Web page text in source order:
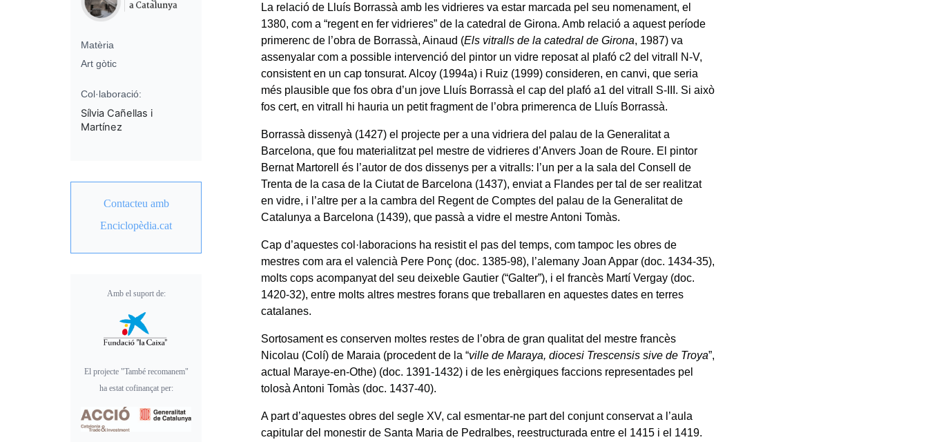
La relació de Lluís Borrassà amb les vidrieres va estar marcada pel seu nomenament, el
1380, com a “regent en fer vidrieres” de la catedral de Girona. Amb relació a aquest període
primerenc de l’obra de Borrassà, Ainaud (Els vitralls de la catedral de Girona, 1987) va
assenyalar com a possible intervenció del pintor un vidre reposat al plafó c2 del vitrall N-V,
consistent en un cap tonsurat. Alcoy (1994a) i Ruiz (1999) consideren, en canvi, que seria
més plausible que fos obra d’un jove Lluís Borrassà el cap del plafó a1 del vitrall S-III. Si això
fos cert, en vitrall hi hauria un petit fragment de l’obra primerenca de Lluís Borrassà.
Borrassà dissenyà (1427) el projecte per a una vidriera del palau de la Generalitat a
Barcelona, que fou materialitzat pel mestre de vidrieres d’Anvers Joan de Roure. El pintor
Bernat Martorell és l’autor de dos dissenys per a vitralls: l’un per a la sala del Consell de
Trenta de la casa de la Ciutat de Barcelona (1437), enviat a Flandes per tal de ser realitzat
en vidre, i l’altre per a la cambra del Regent de Comptes del palau de la Generalitat de
Catalunya a Barcelona (1439), que passà a vidre el mestre Antoni Tomàs.
Cap d’aquestes col·laboracions ha resistit el pas del temps, com tampoc les obres de
mestres com ara el valencià Pere Ponç (doc. 1385-98), l’alemany Joan Appar (doc. 1434-35),
molts cops acompanyat del seu deixeble Gautier (“Galter”), i el francès Martí Vergay (doc.
1420-32), entre molts altres mestres forans que treballaren en aquestes dates en terres
catalanes.
Sortosament es conserven moltes restes de l’obra de gran qualitat del mestre francès
Nicolau (Colí) de Maraia (procedent de la “ville de Maraya, diocesi Trescensis sive de Troya”,
actual Maraye-en-Othe) (doc. 1391-1432) i de les enèrgiques faccions representades pel
tolosà Antoni Tomàs (doc. 1437-40).
A part d’aquestes obres del segle XV, cal esmentar-ne part del conjunt conservat a l’aula
capitular del monestir de Santa Maria de Pedralbes, reestructurada entre el 1415 i el 1419.
Matèria
Art gòtic
Col·laboració:
Sílvia Cañellas i
Martínez
Contacteu amb
Enciclopèdia.cat
Amb el suport de:
El projecte "També recomanem"
ha estat cofinançat per: